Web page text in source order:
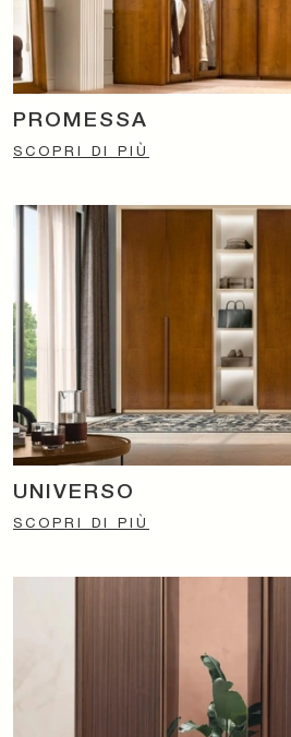
PROMESSA
SCOPRI DI PIÙ
UNIVERSO
SCOPRI DI PIÙ